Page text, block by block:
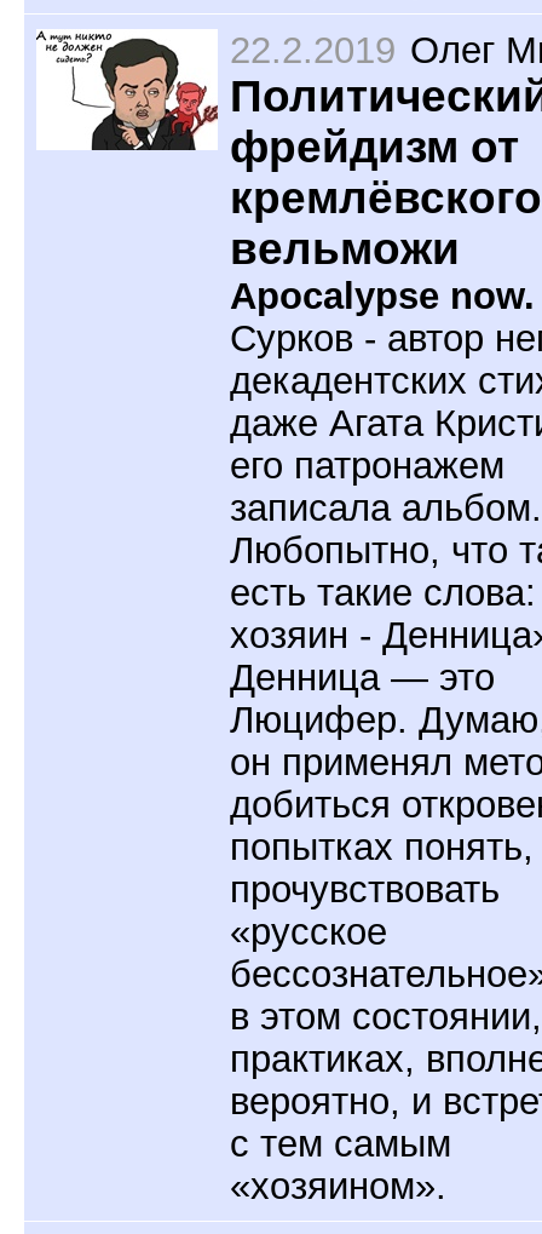
22.2.2019 Олег
фрейдизм от
кремлёвского
вельможи
Apocalypse now.
Сурков - автор
декадентских
даже Агата
его патронажем
записала альбом.
Любопытно, что
есть такие
хозяин -
Денница — это
Люцифер.
он применял
добиться
попытках понять,
прочувствовать
«русское
в этом
практиках,
вероятно, и
с тем самым
«хозяином».